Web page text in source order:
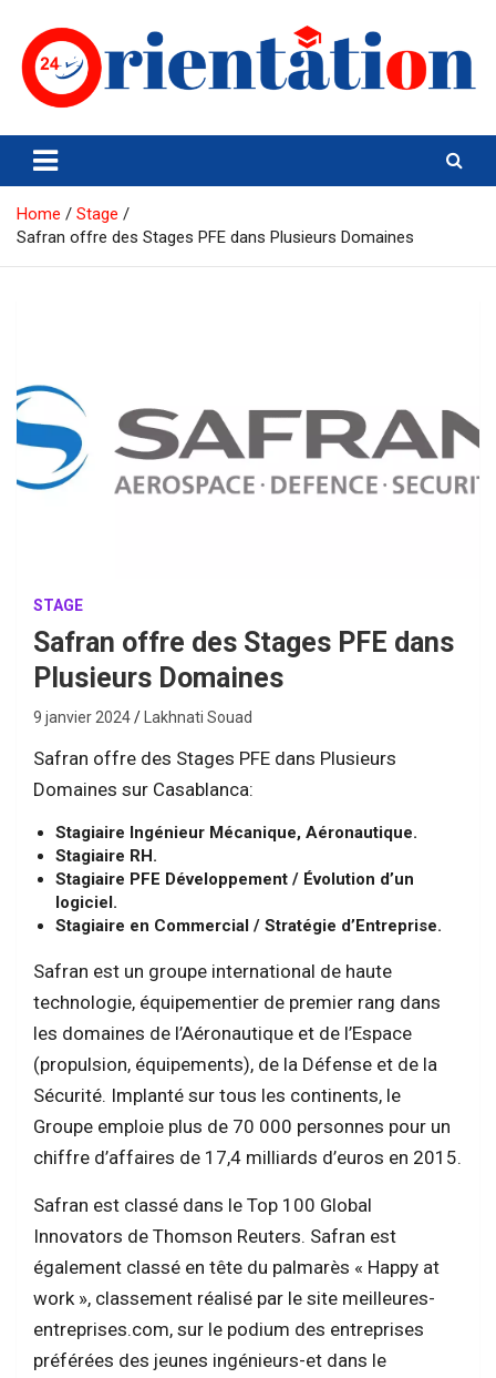
content
Orientation24
Emploi et Orientation au Maroc
Home
Stage
Safran offre des Stages PFE dans Plusieurs Domaines
STAGE
Safran offre des Stages PFE dans
Plusieurs Domaines
9 janvier 2024 Lakhnati Souad
Safran offre des Stages PFE dans Plusieurs
Domaines sur Casablanca:
Stagiaire Ingénieur Mécanique, Aéronautique.
Stagiaire RH.
Stagiaire PFE Développement / Évolution d’un
logiciel.
Stagiaire en Commercial / Stratégie d’Entreprise.
Safran est un groupe international de haute
technologie, équipementier de premier rang dans
les domaines de l’Aéronautique et de l’Espace
(propulsion, équipements), de la Défense et de la
Sécurité. Implanté sur tous les continents, le
Groupe emploie plus de 70 000 personnes pour un
chiffre d’affaires de 17,4 milliards d’euros en 2015.
Safran est classé dans le Top 100 Global
Innovators de Thomson Reuters. Safran est
également classé en tête du palmarès « Happy at
work », classement réalisé par le site meilleures-
entreprises.com, sur le podium des entreprises
préférées des jeunes ingénieurs-et dans le